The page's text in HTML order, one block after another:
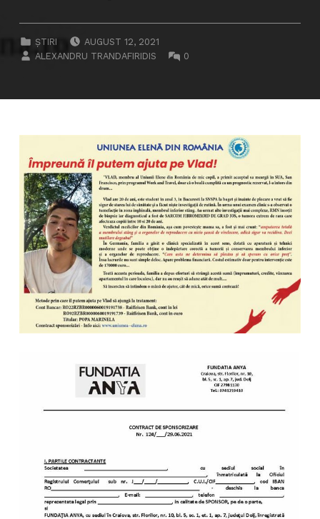
CATEGORIZED IN:
ȘTIRI AUGUST 12, 2021
WRITTEN BY:
ALEXANDRU TRANDAFIRIDIS 0